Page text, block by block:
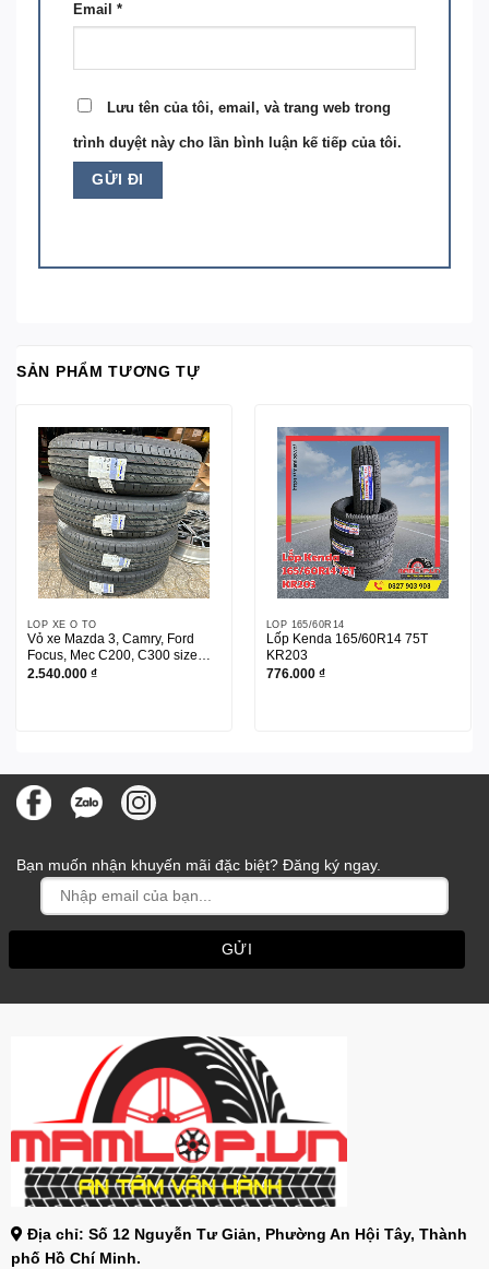
Email *
Lưu tên của tôi, email, và trang web trong
trình duyệt này cho lần bình luận kế tiếp của tôi.
SẢN PHẨM TƯƠNG TỰ
LỐP XE Ô TÔ
Vỏ xe Mazda 3, Camry, Ford
Focus, Mec C200, C300 size
205/60R16
2.540.000 ₫
LỐP 165/60R14
Lốp Kenda 165/60R14 75T
KR203
776.000 ₫
Bạn muốn nhận khuyến mãi đặc biệt? Đăng ký ngay.
Địa chỉ: Số 12 Nguyễn Tư Giản, Phường An Hội Tây, Thành
phố Hồ Chí Minh.